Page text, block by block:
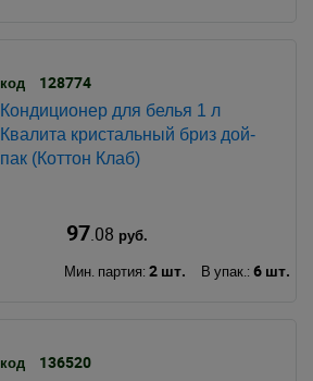
код 128774
Кондиционер для белья 1 л
Квалита кристальный бриз дой-
пак (Коттон Клаб)
97.08 руб.
Мин. партия: 2 шт. В упак.: 6 шт.
код 136520